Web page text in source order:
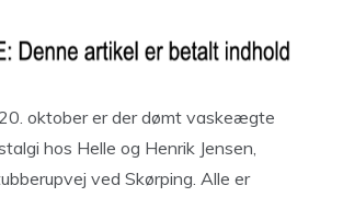
oktober er der dømt vaskeægte
hos Helle og Henrik Jensen,
ved Skørping. Alle er